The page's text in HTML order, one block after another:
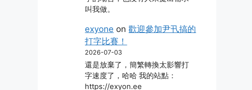
叫我做。
exyone on歡迎參加尹卂搞的
打字比賽！
2026-07-03
還是放棄了，簡繁轉換太影響打
字速度了，哈哈 我的站點：
https://exyon.ee